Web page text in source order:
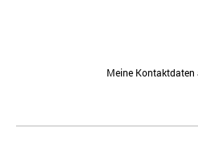
Meine Kontaktdaten